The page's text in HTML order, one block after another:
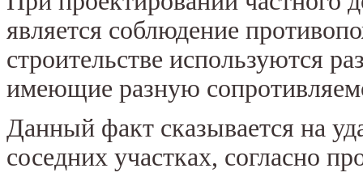
является соблюдение
строительстве используются
имеющие разную
Данный факт сказывается на
соседних участках, согласно